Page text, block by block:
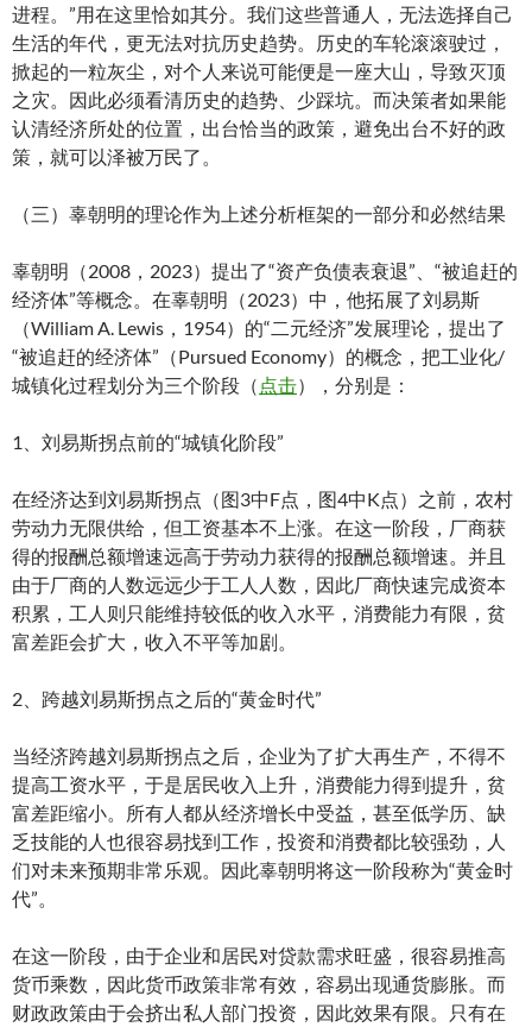
进程。”用在这里恰如其分。我们这些普通人，无法选择自己
生活的年代，更无法对抗历史趋势。历史的车轮滚滚驶过，
掀起的一粒灰尘，对个人来说可能便是一座大山，导致灭顶
之灾。因此必须看清历史的趋势、少踩坑。而决策者如果能
认清经济所处的位置，出台恰当的政策，避免出台不好的政
策，就可以泽被万民了。
（三）辜朝明的理论作为上述分析框架的一部分和必然结果
辜朝明（2008，2023）提出了“资产负债表衰退”、“被追赶的
经济体”等概念。在辜朝明（2023）中，他拓展了刘易斯
（William A. Lewis，1954）的“二元经济”发展理论，提出了
“被追赶的经济体”（Pursued Economy）的概念，把工业化/
城镇化过程划分为三个阶段（ 点击），分别是：
1、刘易斯拐点前的“城镇化阶段”
在经济达到刘易斯拐点（图3中F点，图4中K点）之前，农村
劳动力无限供给，但工资基本不上涨。在这一阶段，厂商获
得的报酬总额增速远高于劳动力获得的报酬总额增速。并且
由于厂商的人数远远少于工人人数，因此厂商快速完成资本
积累，工人则只能维持较低的收入水平，消费能力有限，贫
富差距会扩大，收入不平等加剧。
2、跨越刘易斯拐点之后的“黄金时代”
当经济跨越刘易斯拐点之后，企业为了扩大再生产，不得不
提高工资水平，于是居民收入上升，消费能力得到提升，贫
富差距缩小。所有人都从经济增长中受益，甚至低学历、缺
乏技能的人也很容易找到工作，投资和消费都比较强劲，人
们对未来预期非常乐观。因此辜朝明将这一阶段称为“黄金时
代”。
在这一阶段，由于企业和居民对贷款需求旺盛，很容易推高
货币乘数，因此货币政策非常有效，容易出现通货膨胀。而
财政政策由于会挤出私人部门投资，因此效果有限。只有在